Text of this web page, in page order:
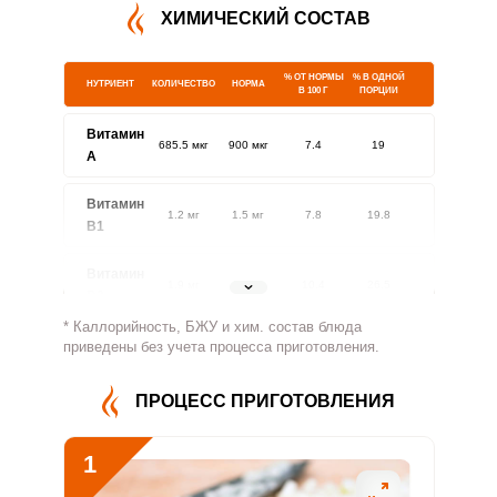
ХИМИЧЕСКИЙ СОСТАВ
НУТРИЕНТ КОЛИЧЕСТВО НОРМА
% ОТ НОРМЫ
В 100 Г
% В ОДНОЙ
ПОРЦИИ
Витамин
A
685.5 мкг 900 мкг 7.4 19
Витамин
В1
1.2 мг 1.5 мг 7.8 19.8
1.8 мг
Витамин
236.7 мг 500 мг 4.6 11.8
Витамин
В5
Витамин
0.9 мг 2 мг 10.9
* Каллорийность, БЖУ и хим. состав блюда
приведены без учета процесса приготовления.
ПРОЦЕСС ПРИГОТОВЛЕНИЯ
1